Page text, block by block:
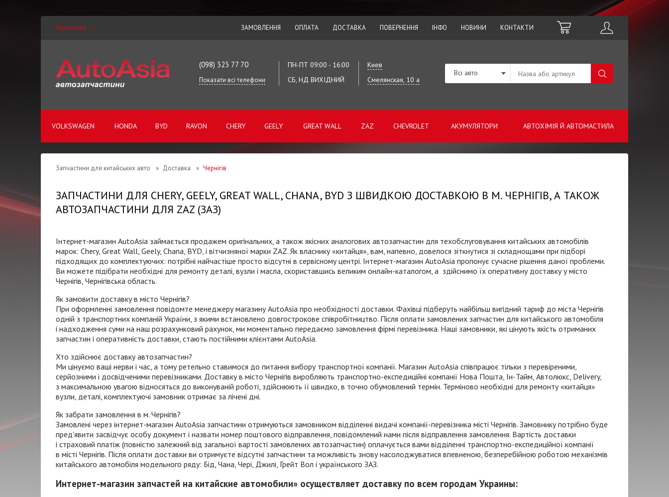
Українська ЗАМОВЛЕННЯ ОПЛАТА ДОСТАВКА ПОВЕРНЕННЯ ІНФО НОВИНИ КОНТАКТИ
(098) 323 77 70
Показати всі телефони
ПН-ПТ 09:00 - 16:00
СБ, НД ВИХІДНИЙ
Киев
Смелянская, 10 а
VOLKSWAGEN HONDA BYD RAVON CHERY GEELY GREAT WALL ZAZ CHEVROLET АКУМУЛЯТОРИ АВТОХІМІЯ Й АВТОМАСТИЛА
Всі авто
Запчастини для китайських авто » Доставка » Чернігів
ЗАПЧАСТИНИ ДЛЯ CHERY, GEELY, GREAT WALL, CHANA, BYD З ШВИДКОЮ ДОСТАВКОЮ В М. ЧЕРНІГІВ, А ТАКОЖ
АВТОЗАПЧАСТИНИ ДЛЯ ZAZ (ЗАЗ)
Інтернет-магазин AutoAsia займається продажем оригінальних, а також якісних аналогових автозапчастин для техобслуговування китайських автомобілів
марок: Chery, Great Wall, Geely, Chana, BYD, і вітчизняної марки ZAZ. Як власнику «китайця», вам, напевно, довелося зіткнутися зі складнощами при підборі
підходящих до комплектуючих: потрібні найчастіше просто відсутні в сервісному центрі. Інтернет-магазин AutoAsia пропонує сучасне рішення даної проблеми.
Ви можете підібрати необхідні для ремонту деталі, вузли і масла, скориставшись великим онлайн-каталогом, а здійснимо їх оперативну доставку у місто
Чернігів, Чернігівська область.
Як замовити доставку в місто Чернігів?
При оформленні замовлення повідомте менеджеру магазину AutoAsia про необхідності доставки. Фахівці підберуть найбільш вигідний тариф до міста Чернігів
одній з транспортних компаній України, з якими встановлено довгострокове співробітництво. Після оплати замовлених запчастин для китайського автомобіля
і надходження суми на наш розрахунковий рахунок, ми моментально передаємо замовлення фірмі перевізника. Наші замовники, які цінують якість отриманих
запчастин і оперативність доставки, стають постійними клієнтами AutoAsia.
Хто здійснює доставку автозапчастин?
Ми цінуємо ваші нерви і час, а тому ретельно ставимося до питання вибору транспортної компанії. Магазин AutoAsia співпрацює тільки з перевіреними,
серйозними і досвідченими перевізниками. Доставку в місто Чернігів виробляють транспортно-експедиційні компанії Нова Пошта, Ін-Тайм, Автолюкс, Delivery,
з максимальною увагою відносяться до виконуваній роботі, здійснюють її швидко, в точно обумовлений термін. Терміново необхідні для ремонту «китайця»
вузли, деталі, комплектуючі замовник отримає за лічені дні.
Як забрати замовлення в м. Чернігів?
Замовлені через інтернет-магазин AutoAsia запчастини отримуються замовником відділенні видачі компанії-перевізника місті Чернігів. Замовнику потрібно буде
пред'явити засвідчує особу документ і назвати номер поштового відправлення, повідомлений нами після відправлення замовлення. Вартість доставки
і страховий платіж (повністю залежний від загальної вартості замовлених автозапчастин) оплачується вами відділенні транспортно-експедиційної компанії
в місті Чернігів. Після оплати доставки ви отримуєте відсутні запчастини та можливість знову насолоджуватися впевненою, безперебійною роботою механізмів
китайського автомобіля модельного ряду: Бід, Чана, Чері, Джилі, Грейт Вол і українського ЗАЗ.
Интернет-магазин запчастей на китайские автомобили» осуществляет доставку по всем городам Украины: